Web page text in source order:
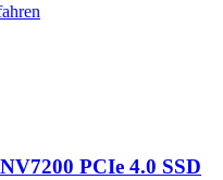
PCIe 4.0 SSD